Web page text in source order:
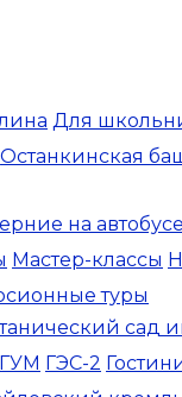
Для
Останкинская
на автобусе
Мастер-классы
туры
сад
ГУМ ГЭС-2